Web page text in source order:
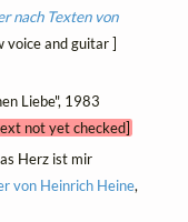
nach Texten von
voice and guitar ]
Liebe", 1983
not yet checked]
Herz ist mir
von Heinrich Heine,